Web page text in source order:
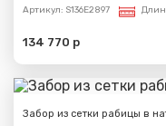
Артикул: S136E2897
134 770 р
Забор из сетки рабицы в